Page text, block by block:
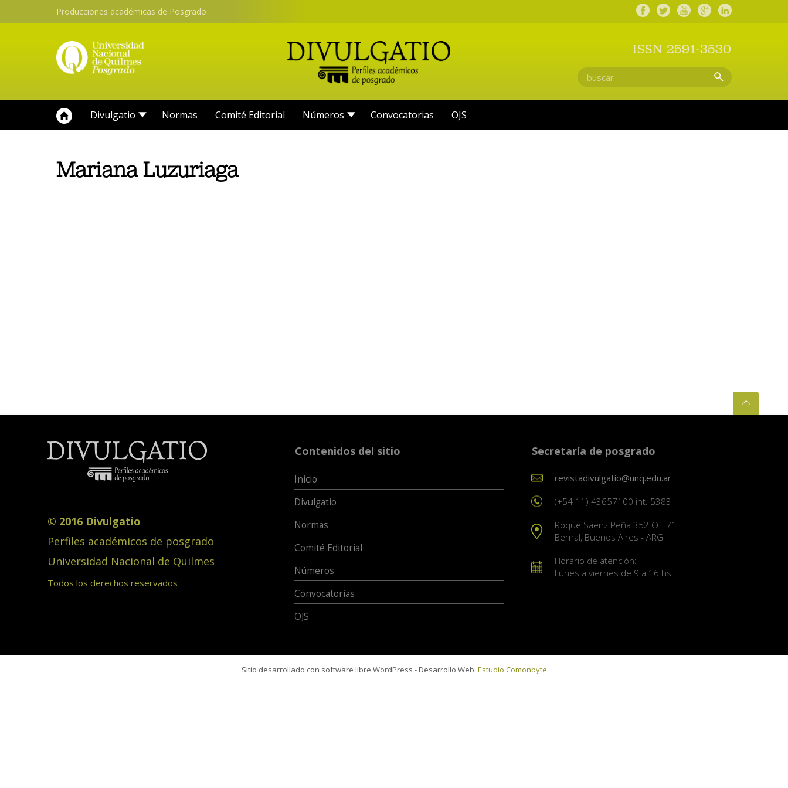
Producciones académicas de Posgrado
ISSN 2591-3530
Divulgatio Normas Comité Editorial Números Convocatorias OJS
Mariana Luzuriaga
© 2016 Divulgatio
Perfiles académicos de posgrado
Universidad Nacional de Quilmes
Todos los derechos reservados
Contenidos del sitio
Inicio
Divulgatio
Normas
Comité Editorial
Números
Convocatorias
OJS
Secretaría de posgrado
revistadivulgatio@unq.edu.ar
(+54 11) 43657100 int. 5383
Roque Saenz Peña 352 Of. 71
Bernal, Buenos Aires - ARG
Horario de atención:
Lunes a viernes de 9 a 16 hs.
Sitio desarrollado con software libre WordPress - Desarrollo Web: Estudio Comonbyte